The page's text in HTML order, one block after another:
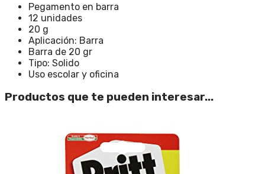
Pegamento en barra
12 unidades
20 g
Aplicación: Barra
Barra de 20 gr
Tipo: Solido
Uso escolar y oficina
Productos que te pueden interesar...